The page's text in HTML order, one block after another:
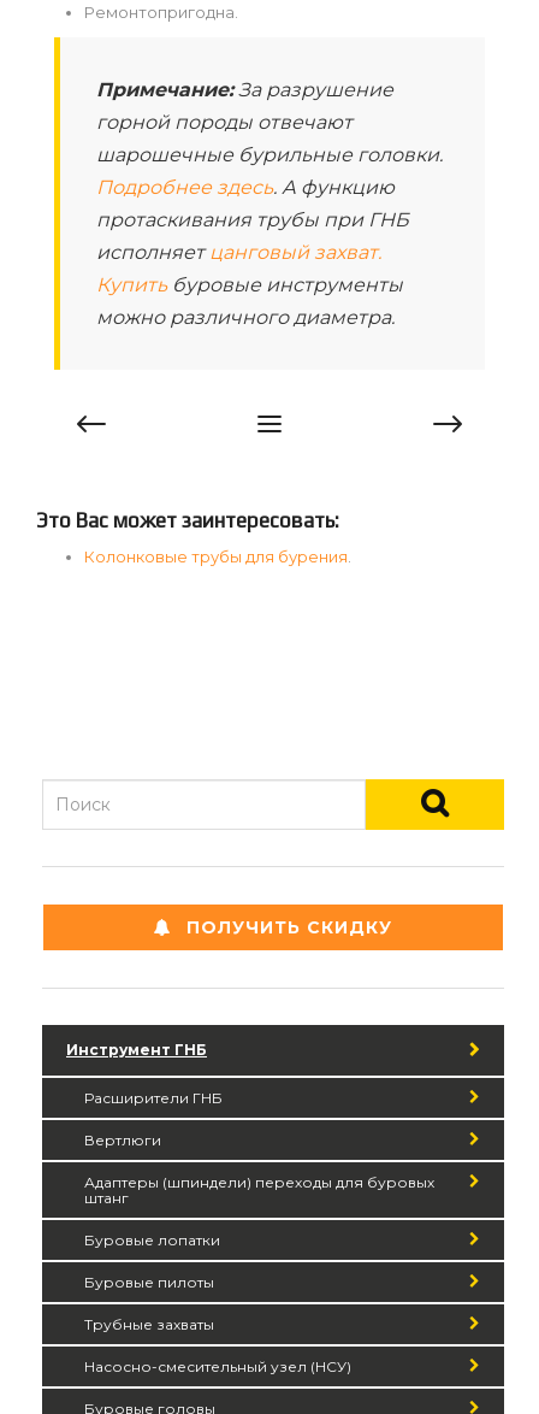
Ремонтопригодна.
Примечание:За разрушение
горной породы отвечают
шарошечные бурильные головки.
Подробнее здесь. А функцию
протаскивания трубы при ГНБ
исполняет цанговый захват.
Купитьбуровые инструменты
можно различного диаметра.
Это Вас может заинтересовать:
Колонковые трубы для бурения
ПОЛУЧИТЬ СКИДКУ
Инструмент ГНБ
Расширители ГНБ
Вертлюги
Адаптеры (шпиндели) переходы для буровых
штанг
Буровые лопатки
Буровые пилоты
Трубные захваты
Насосно-смесительный узел (НСУ)
Буровые головы